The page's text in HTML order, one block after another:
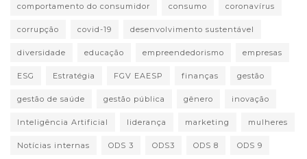
comportamento do consumidor consumo coronavírus
corrupção covid-19 desenvolvimento sustentável
diversidade educação empreendedorismo empresas
ESG Estratégia FGV EAESP finanças gestão
gestão de saúde gestão pública gênero inovação
Inteligência Artificial liderança marketing mulheres
Notícias internas ODS 3 ODS3 ODS 8 ODS 9